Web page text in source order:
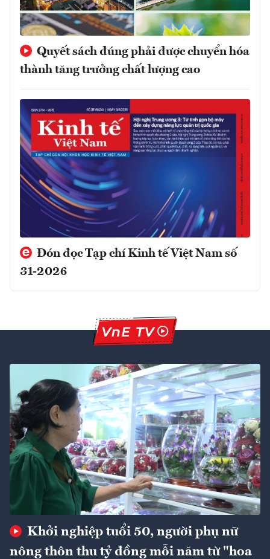
Quyết sách đúng phải được chuyển hóa
thành tăng trưởng chất lượng cao
Đón đọc Tạp chí Kinh tế Việt Nam số
31-2026
Khởi nghiệp tuổi 50, người phụ nữ
nông thôn thu tỷ đồng mỗi năm từ "hoa